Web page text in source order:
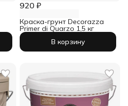
920 ₽
Краска-грунт Decorazza
Primer di Quarzo 1,5 кг
В корзину